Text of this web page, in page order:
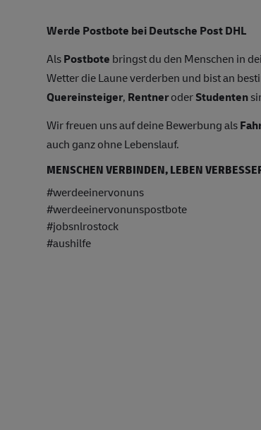
Werde Postbote bei Deutsche Post DHL
AlsPostbote bringst du den Menschen in
Wetter die Laune verderben und bist an
Quereinsteiger, RentneroderStudenten
Wir freuen uns auf deine Bewerbung als
auch ganz ohne Lebenslauf.
MENSCHEN VERBINDEN, LEBEN
#werdeeinervonuns
#werdeeinervonunspostbote
#jobsnlrostock
#aushilfe